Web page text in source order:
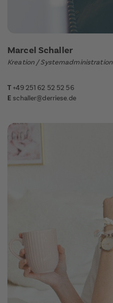
Marcel Schaller
Kreation / Systemadministration
T+49 251 62 52 52 56
E schaller@derriese.de